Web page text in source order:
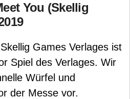
You (Skellig
Games Verlages ist
Spiel des Verlages. Wir
Würfel und
der Messe vor.